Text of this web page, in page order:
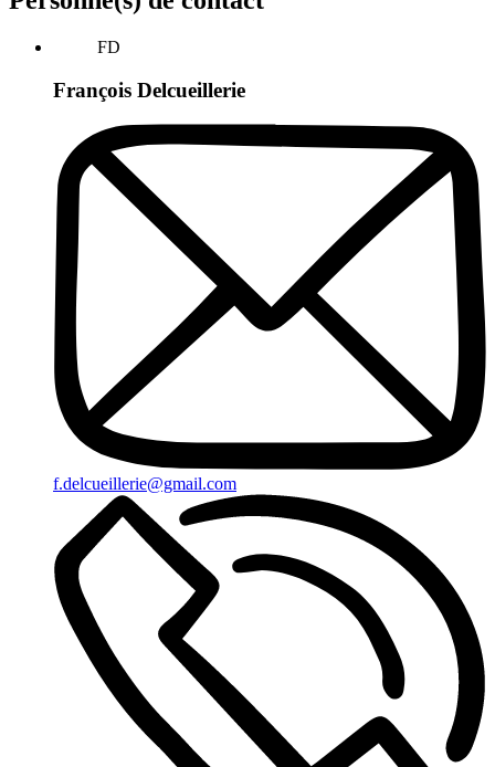
FD
François Delcueillerie
f.delcueillerie@gmail.com